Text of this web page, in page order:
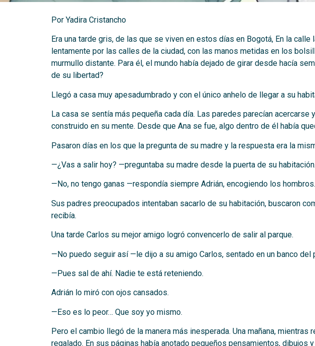
Por Yadira Cristancho
Era una tarde gris, de las que se viven en estos días en Bogotá, En la
lentamente por las calles de la ciudad, con las manos metidas en los
murmullo distante. Para él, el mundo había dejado de girar desde hacía
de su libertad?
Llegó a casa muy apesadumbrado y con el único anhelo de llegar a su
La casa se sentía más pequeña cada día. Las paredes parecían
construido en su mente. Desde que Ana se fue, algo dentro de él había
Pasaron días en los que la pregunta de su madre y la respuesta era la
—¿Vas a salir hoy? —preguntaba su madre desde la puerta de su habitación.
—No, no tengo ganas —respondía siempre Adrián, encogiendo los hombros.
Sus padres preocupados intentaban sacarlo de su habitación, buscaron
recibía.
Una tarde Carlos su mejor amigo logró convencerlo de salir al parque.
—No puedo seguir así —le dijo a su amigo Carlos, sentado en un banco del
—Pues sal de ahí. Nadie te está reteniendo.
Adrián lo miró con ojos cansados.
—Eso es lo peor… Que soy yo mismo.
Pero el cambio llegó de la manera más inesperada. Una mañana,
regalado. En sus páginas había anotado pequeños pensamientos, dibujos